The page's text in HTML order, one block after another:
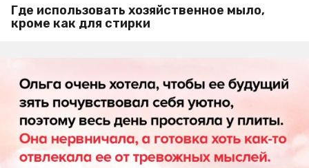
Где использовать хозяйственное мыло,
кроме как для стирки